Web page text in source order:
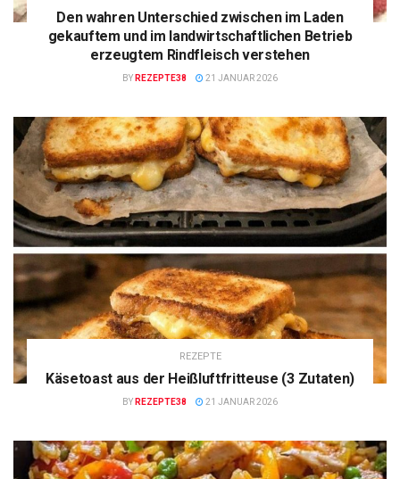
Den wahren Unterschied zwischen im Laden
gekauftem und im landwirtschaftlichen Betrieb
erzeugtem Rindfleisch verstehen
BY REZEPTE38 21 JANUAR 2026
REZEPTE
Käsetoast aus der Heißluftfritteuse (3 Zutaten)
BY REZEPTE38 21 JANUAR 2026